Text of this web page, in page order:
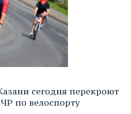
сегодня перекроют
по велоспорту